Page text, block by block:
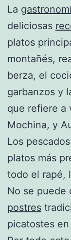
La
deliciosas
platos
montañés,
berza, el
garbanzos y
que refiere a
Mochina, y
Los
platos más
todo el rapé,
No se puede
postres
picatostes